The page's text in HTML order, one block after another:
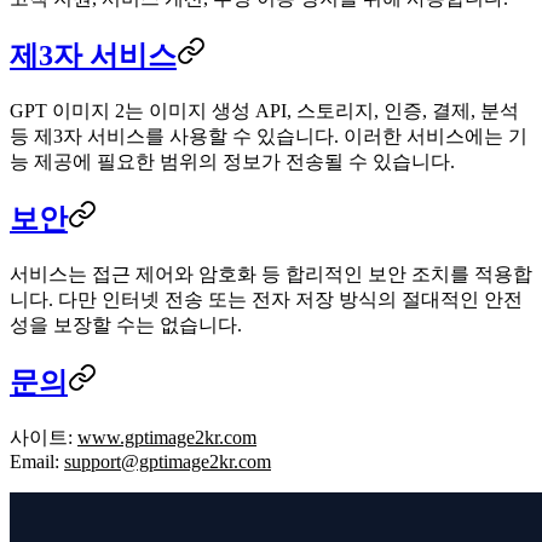
제3자 서비스
GPT 이미지 2는 이미지 생성 API, 스토리지, 인증, 결제, 분석
등 제3자 서비스를 사용할 수 있습니다. 이러한 서비스에는 기
능 제공에 필요한 범위의 정보가 전송될 수 있습니다.
보안
서비스는 접근 제어와 암호화 등 합리적인 보안 조치를 적용합
니다. 다만 인터넷 전송 또는 전자 저장 방식의 절대적인 안전
성을 보장할 수는 없습니다.
문의
사이트: www.gptimage2kr.com
Email: support@gptimage2kr.com